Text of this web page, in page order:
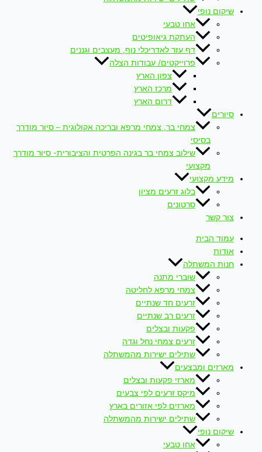
שיקום נופי
אחו טבעי
העתקת גיאופיטים
דף עזר לאדריכלי נוף, מעצבים וגננים
פרוייקטים/ עבודות הצלה
צפון הארץ
מרכז הארץ
דרום הארץ
סיורים
צמחי בר, צמחי מרפא ובריכה אקולוגית – סיור מודרך
בסיסי
שילוב צמחי בר בגינה הפרטית והציבורית- סיור מודרך
מקצועי
מידע מקצועי
בלוג זרעים מציון
סרטונים
צור קשר
עמוד הבית
אודות
חנות המשתלה
שוברי מתנה
צמחי מרפא לחליטה
זרעים חד שנתיים
זרעים רב שנתיים
פקעות ובצלים
זרעים צמחי נחל וגדה
שתילים ישירות מהמשתלה
מארזים ומבצעים
מארזי פקעות ובצלים
מיקס זרעים לפי צבעים
מארזים לפי אזורים בארץ
שתילים ישירות מהמשתלה
שיקום נופי
אחו טבעי